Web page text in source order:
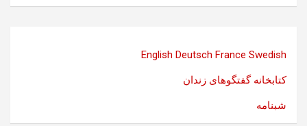
English Deutsch France Swedish
کتابخانه گفتگوهای زندان
شبنامه